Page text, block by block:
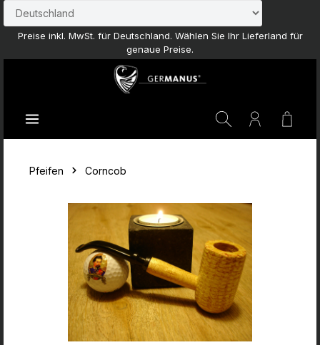
Zum Hauptinhalt springen
Preise inkl. MwSt. für Deutschland. Wählen Sie Ihr Lieferland für
genaue Preise.
Pfeifen Corncob